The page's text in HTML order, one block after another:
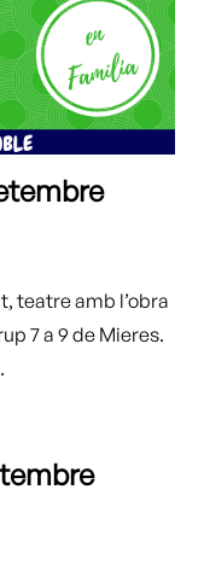
teatre amb l’obra
7 a 9 de Mieres.